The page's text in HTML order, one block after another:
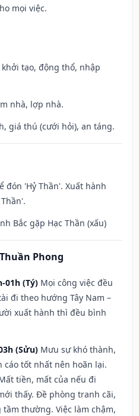
mọi việc.
khởi tạo, động thổ, nhập
nhà, lợp nhà.
giá thú (cưới hỏi), an táng.
đón 'Hỷ Thần'. Xuất hành
Bắc gặp Hạc Thần (xấu)
Phong
01h (Tý) Mọi công việc đều
đi theo hướng Tây Nam –
xuất hành thì đều bình
(Sửu) Mưu sự khó thành,
cáo tốt nhất nên hoãn lại.
tiền, mất của nếu đi
thấy. Đề phòng tranh cãi,
thường. Việc làm chậm,